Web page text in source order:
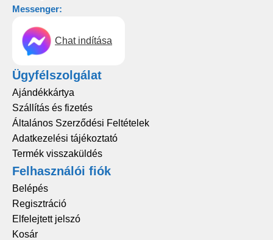
Messenger:
Chat indítása
Ügyfélszolgálat
Ajándékkártya
Szállítás és fizetés
Általános Szerződési Feltételek
Adatkezelési tájékoztató
Termék visszaküldés
Felhasználói fiók
Belépés
Regisztráció
Elfelejtett jelszó
Kosár